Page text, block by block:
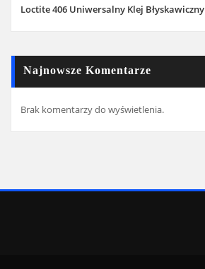
Loctite 406 Uniwersalny Klej Błyskawiczny
Najnowsze Komentarze
Brak komentarzy do wyświetlenia.